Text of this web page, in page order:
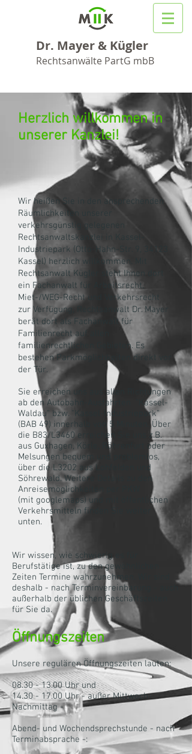
Dr. Mayer & Kügler
Rechtsanwälte PartG mbB
Herzlich willkommen in
unserer Kanzlei!
Wir heißen Sie in den ansprechenden
Räumlichkeiten unserer
verkehrsgünstig gelegenen
Rechtsanwaltskanzlei in Kassel-
Industriepark (Otto-Hahn-Str. 9, 34123
Kassel) herzlich willkommen. Mit
Rechtsanwalt Kügler steht Ihnen dort
ein Fachanwalt für Arbeitsrecht,
Miet-/WEG-Recht und Verkehrsrecht
zur Verfügung, Rechtsanwalt Dr. Mayer
berät dort als Fachanwalt für
Familienrecht auf allen
familienrechtlichen Gebieten. Es
bestehen Parkmöglichkeiten direkt vor
der Tür.
Sie erreichen uns aus allen Richtungen
ab den Autobahn-Ausfahrten "Kassel-
Waldau" bzw. "Kassel-Industriepark"
(BAB 49) innerhalb von 5 Minuten. Über
die B83/L3460 erreichen Sie uns z.B.
aus Guxhagen, Körle, Röhrenfurt oder
Melsungen bequem und problemlos,
über die L3202 aus Lohfelden und
Söhrewald. Weitere Details zu den
Anreisemöglichkeiten per PKW
(mit googlemaps) und mit öffentlichen
Verkehrsmitteln finden Sie weiter
unten.
Wir wissen, wie schwierig es für
Berufstätige ist, zu den gewöhnlichen
Zeiten Termine wahrzunehmen. Wir sind
deshalb - nach Terminvereinbarung - auch
außerhalb der üblichen Geschäftszeiten
für Sie da.
Öffnungszeiten
Unsere regulären Öffnungszeiten lauten:
08.30 - 13.00Uhr und
14.30 - 17.00Uhr -außer Mittwoch-
Nachmittag -
Abend- und Wochendsprechstunde - nach
Terminabsprache -: